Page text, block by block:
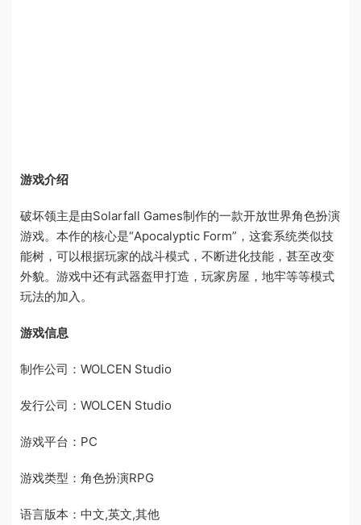
游戏介绍
破坏领主是由Solarfall Games制作的一款开放世界角色扮演
游戏。本作的核心是“Apocalyptic Form”，这套系统类似技
能树，可以根据玩家的战斗模式，不断进化技能，甚至改变
外貌。游戏中还有武器盔甲打造，玩家房屋，地牢等等模式
玩法的加入。
游戏信息
制作公司：WOLCEN Studio
发行公司：WOLCEN Studio
游戏平台：PC
游戏类型：角色扮演RPG
语言版本：中文,英文,其他